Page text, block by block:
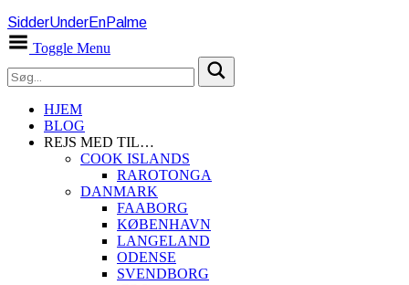
SidderUnderEnPalme
Toggle Menu
HJEM
BLOG
REJS MED TIL…
COOK ISLANDS
RAROTONGA
DANMARK
FAABORG
KØBENHAVN
LANGELAND
ODENSE
SVENDBORG